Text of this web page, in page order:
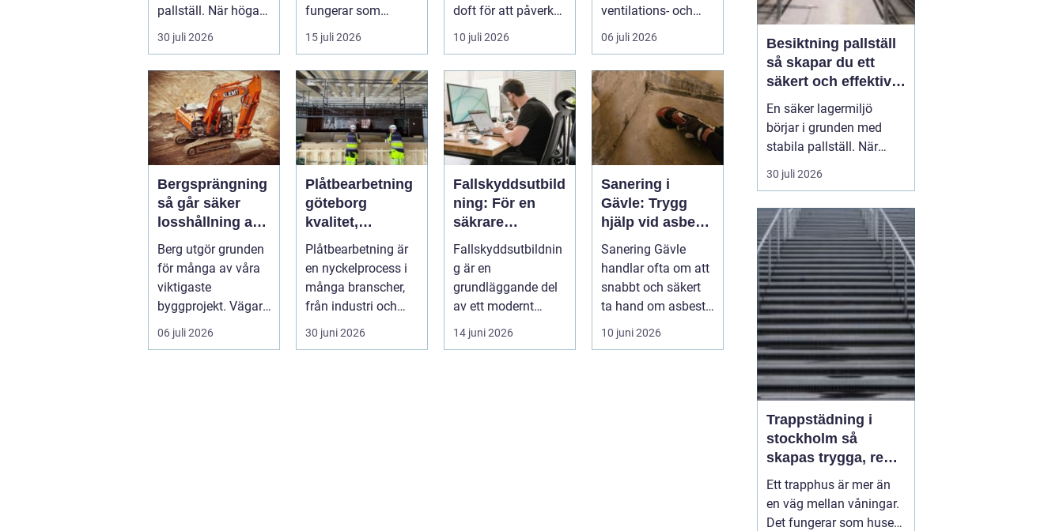
pallställ. När höga
laster kombineras
med trucktraf...
30 juli 2026
fungerar som
husets första
intryck, mötesplats
oc...
15 juli 2026
doft för att påverka
kä...
10 juli 2026
ventilations- och
klimatanlä...
06 juli 2026
Bergsprängning
så går säker
losshållning av
berg till i
praktiken
Berg utgör grunden
för många av våra
viktigaste
byggprojekt. Vägar,
tunnlar, nya
bostadsområden
06 juli 2026
Plåtbearbetning
göteborg
kvalitet,
precision och
smarta
lösningar
Plåtbearbetning är
en nyckelprocess i
många branscher,
från industri och
bygg till marina
miljöer oc...
30 juni 2026
Fallskyddsutbild
ning: För en
säkrare
arbetsdag på
höjd
Fallskyddsutbildnin
g är en
grundläggande del
av ett modernt
säkerhetsarbete på
14 juni 2026
Sanering i
Gävle: Trygg
hjälp vid asbest
och andra
skador
Sanering Gävle
handlar ofta om att
snabbt och säkert
ta hand om asbest,
mögel, brand-...
10 juni 2026
Besiktning pallställ
så skapar du ett
säkert och effektivt
lager
En säker lagermiljö
börjar i grunden med
stabila pallställ. När
höga laster kombineras
med trucktrafik,
räcker det inte med en
bra konstruktion på
pappersnivå. Ställen
måste kontrolleras
regelbundet och skador
tas på allvar...
30 juli 2026
Trappstädning i
stockholm så
skapas trygga, rena
och hållbara
trapphus
Ett trapphus är mer än
en väg mellan våningar.
Det fungerar som husets